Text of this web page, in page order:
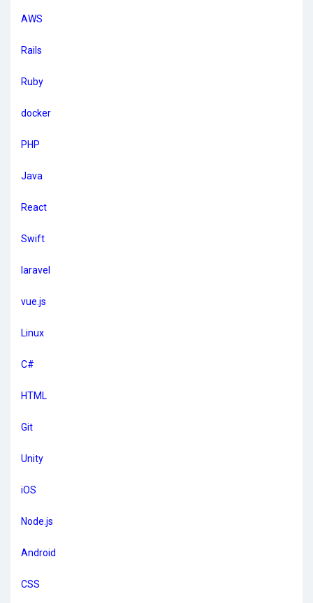
AWS
Rails
Ruby
docker
PHP
Java
React
Swift
laravel
vue.js
Linux
C#
HTML
Git
Unity
iOS
Node.js
Android
CSS